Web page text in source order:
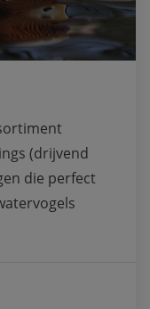
(drijvend
die perfect